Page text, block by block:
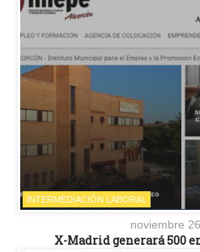
INTERMEDIACIÓN LABORAL
noviembre
X-Madrid generará 500